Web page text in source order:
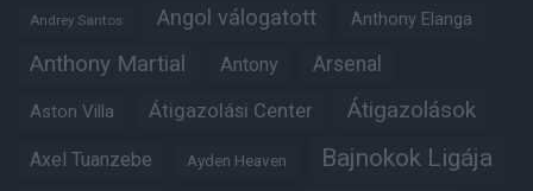
Andrey Santos Angol válogatott Anthony Elanga
Anthony Martial Antony Arsenal
Aston Villa Átigazolási Center Átigazolások
Axel Tuanzebe Ayden Heaven Bajnokok Ligája